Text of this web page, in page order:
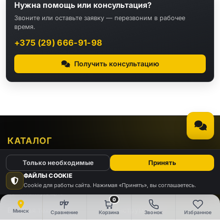
Минск Сравнение
0
Корзина Звонок Избранное
Нужна помощь или консультация?
Звоните или оставьте заявку — перезвоним в рабочее
время.
+375 (29) 666-91-98
Получить консультацию
КАТАЛОГ
Видео
Компьютеры и
комплектующие
Электроника
Бытовая техника Инструменты
ФАЙЛЫ COOKIE
Cookie для работы сайта. Нажимая «Принять», вы соглашаетесь.
Только необходимые Принять